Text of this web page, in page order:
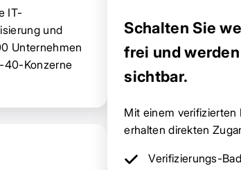
IT-
und
Unternehmen
40-Konzerne
Schalten Sie
frei und
sichtbar.
Mit einem verifizierten
erhalten direkten
Verifizierungs-